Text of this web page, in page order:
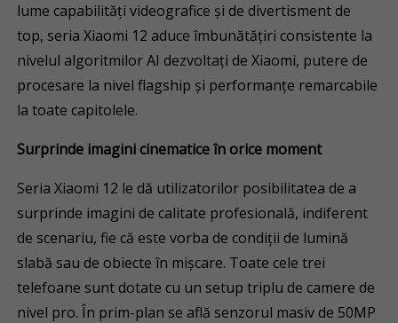
lume capabilități videografice și de divertisment de
top, seria Xiaomi 12 aduce îmbunătățiri consistente la
nivelul algoritmilor AI dezvoltați de Xiaomi, putere de
procesare la nivel flagship și performanțe remarcabile
la toate capitolele.
Surprinde imagini cinematice în orice moment
Seria Xiaomi 12 le dă utilizatorilor posibilitatea de a
surprinde imagini de calitate profesională, indiferent
de scenariu, fie că este vorba de condiții de lumină
slabă sau de obiecte în mișcare. Toate cele trei
telefoane sunt dotate cu un setup triplu de camere de
nivel pro. În prim-plan se află senzorul masiv de 50MP